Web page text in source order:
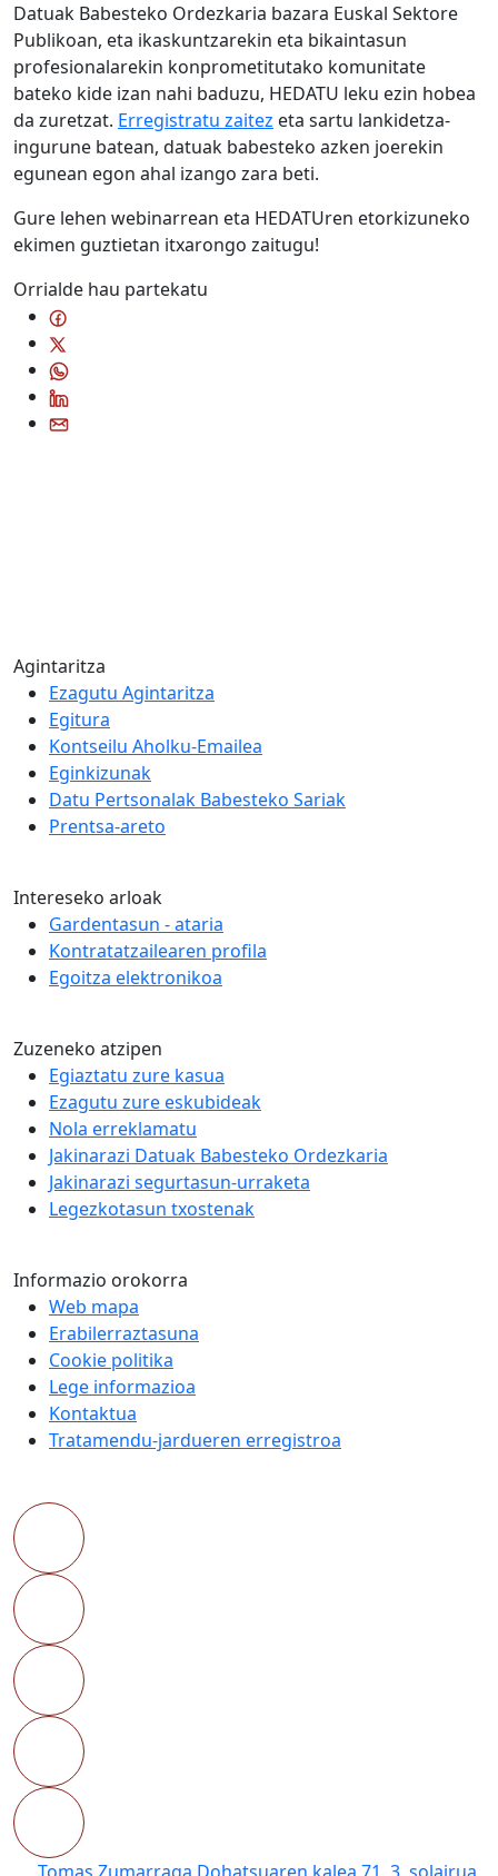
Datuak Babesteko Ordezkaria bazara Euskal Sektore
Publikoan, eta ikaskuntzarekin eta bikaintasun
profesionalarekin konprometitutako komunitate
bateko kide izan nahi baduzu, HEDATU leku ezin hobea
da zuretzat. Erregistratu zaitez eta sartu lankidetza-
ingurune batean, datuak babesteko azken joerekin
egunean egon ahal izango zara beti.
Gure lehen webinarrean eta HEDATUren etorkizuneko
ekimen guztietan itxarongo zaitugu!
Orrialde hau partekatu
Agintaritza
Ezagutu Agintaritza
Egitura
Kontseilu Aholku-Emailea
Eginkizunak
Datu Pertsonalak Babesteko Sariak
Prentsa-areto
Intereseko arloak
Gardentasun - ataria
Kontratatzailearen profila
Egoitza elektronikoa
Zuzeneko atzipen
Egiaztatu zure kasua
Ezagutu zure eskubideak
Nola erreklamatu
Jakinarazi Datuak Babesteko Ordezkaria
Jakinarazi segurtasun-urraketa
Legezkotasun txostenak
Informazio orokorra
Web mapa
Erabilerraztasuna
Cookie politika
Lege informazioa
Kontaktua
Tratamendu-jardueren erregistroa
Tomas Zumarraga Dohatsuaren kalea 71, 3. solairua